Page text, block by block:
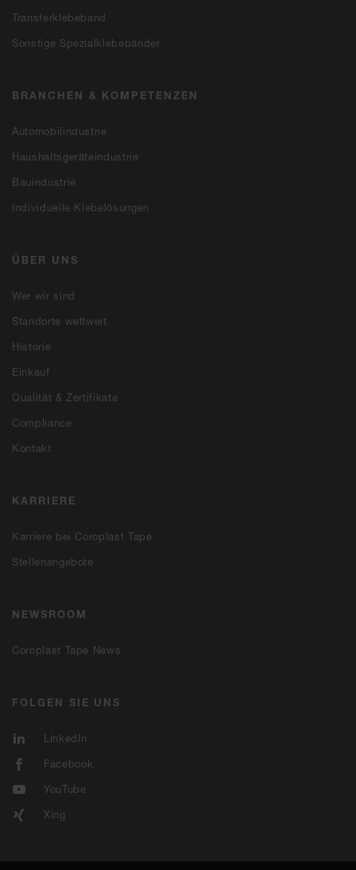
Transferklebeband
Sonstige Spezialklebebänder
BRANCHEN & KOMPETENZEN
Automobilindustrie
Haushaltsgeräteindustrie
Bauindustrie
Individuelle Klebelösungen
ÜBER UNS
Wer wir sind
Standorte weltweit
Historie
Einkauf
Qualität & Zertifikate
Compliance
Kontakt
KARRIERE
Karriere bei Coroplast Tape
Stellenangebote
NEWSROOM
Coroplast Tape News
FOLGEN SIE UNS
LinkedIn
Facebook
YouTube
Xing